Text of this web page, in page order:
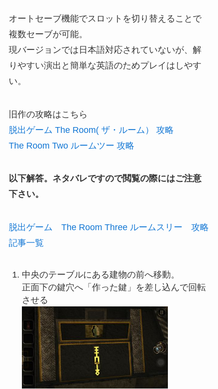
オートセーブ機能でスロットを切り替えることで
複数セーブが可能。
現バージョンでは日本語対応されていないが、解
りやすい演出と簡単な英語のためプレイはしやす
い。
旧作の攻略はこちら
脱出ゲーム The Room( ザ・ルーム） 攻略
The Room Two ルームツー 攻略
以下解答。ネタバレですので閲覧の際にはご注意
下さい。
脱出ゲーム The Room Three ルームスリー 攻略
記事一覧
中央のテーブルにある建物の前へ移動。
正面下の鍵穴へ「作った鍵」を差し込んで回転
させる